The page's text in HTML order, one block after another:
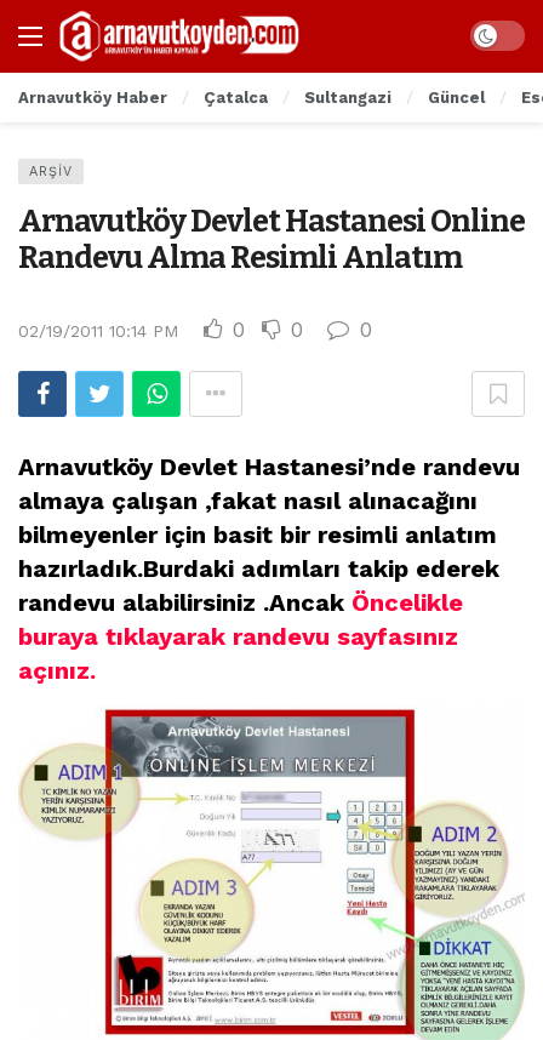
Arnavutköy Haber Çatalca Sultangazi Güncel
ARŞIV
Arnavutköy Devlet Hastanesi Online
Randevu Alma Resimli Anlatım
02/19/2011 10:14 PM 0 0 0
Arnavutköy Devlet Hastanesi’nde randevu
almaya çalışan ,fakat nasıl alınacağını
bilmeyenler için basit bir resimli anlatım
hazırladık.Burdaki adımları takip ederek
randevu alabilirsiniz .Ancak Öncelikle
buraya tıklayarak randevu sayfasınız
açınız.